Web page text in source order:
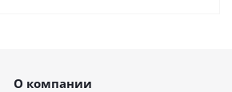
О компании